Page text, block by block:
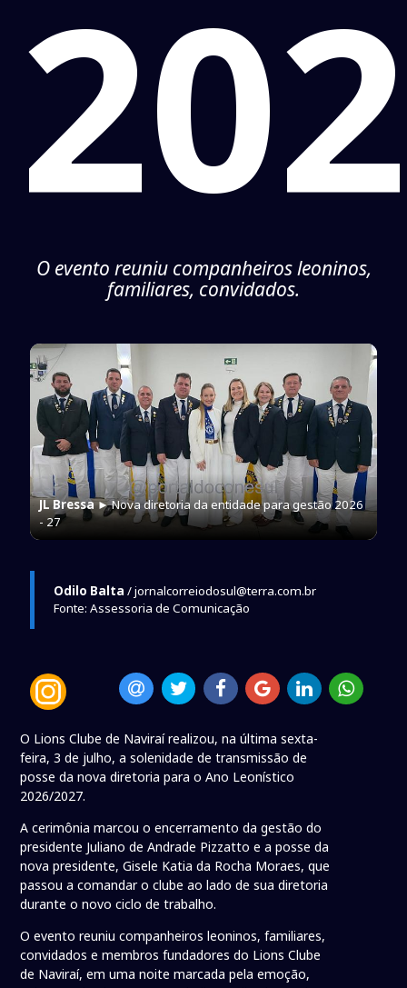
O evento reuniu companheiros leoninos,
familiares, convidados.
JL Bressa► Nova diretoria da entidade para gestão 2026
- 27
Odilo Balta / jornalcorreiodosul@terra.com.br
Fonte: Assessoria de Comunicação
O Lions Clube de Naviraí realizou, na última sexta-
feira, 3 de julho, a solenidade de transmissão de
posse da nova diretoria para o Ano Leonístico
2026/2027.
A cerimônia marcou o encerramento da gestão do
presidente Juliano de Andrade Pizzatto e a posse da
nova presidente, Gisele Katia da Rocha Moraes, que
passou a comandar o clube ao lado de sua diretoria
durante o novo ciclo de trabalho.
O evento reuniu companheiros leoninos, familiares,
convidados e membros fundadores do Lions Clube
de Naviraí, em uma noite marcada pela emoção,